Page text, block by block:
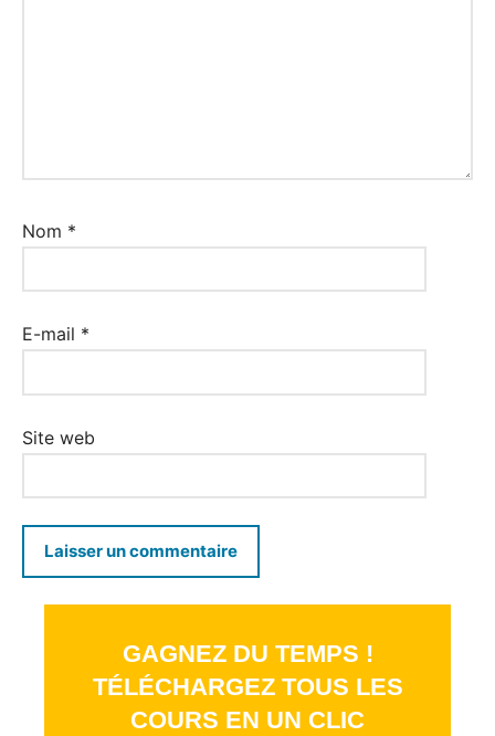
Nom *
E-mail *
Site web
GAGNEZ DU TEMPS !
TÉLÉCHARGEZ TOUS LES
COURS EN UN CLIC